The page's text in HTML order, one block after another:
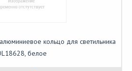
кольцо для светильника
белое